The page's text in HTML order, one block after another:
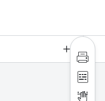
인쇄
점자